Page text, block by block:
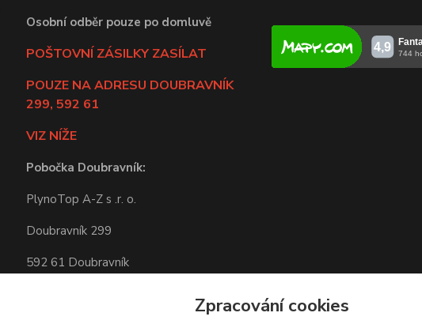
Osobní odběr pouze po domluvě
POŠTOVNÍ ZÁSILKY ZASÍLAT
POUZE NA ADRESU DOUBRAVNÍK
299, 592 61
VIZ NÍŽE
Pobočka Doubravník:
PlynoTop A-Z s .r. o.
Doubravník 299
592 61 Doubravník
Zpracování cookies